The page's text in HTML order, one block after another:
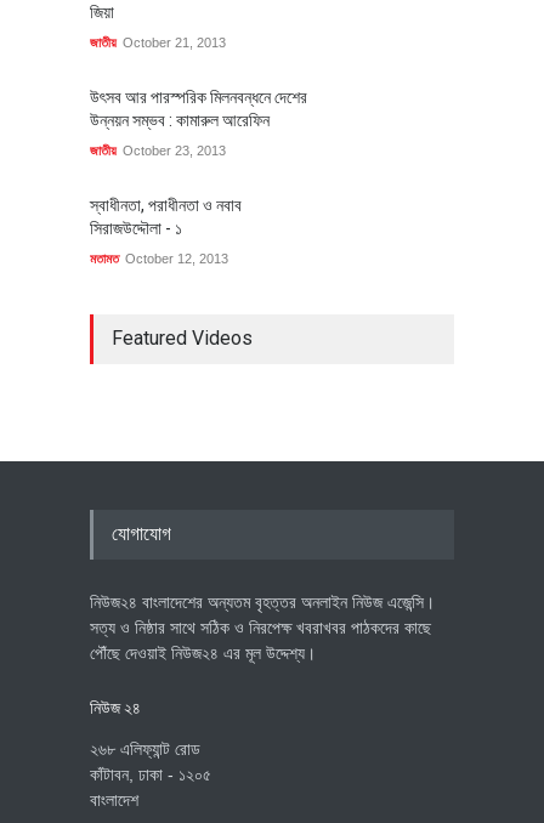
জিয়া
জাতীয় October 21, 2013
উৎসব আর পারস্পরিক মিলনবন্ধনে দেশের
উন্নয়ন সম্ভব : কামারুল আরেফিন
জাতীয় October 23, 2013
স্বাধীনতা, পরাধীনতা ও নবাব
সিরাজউদ্দৌলা - ১
মতামত October 12, 2013
Featured Videos
যোগাযোগ
নিউজ২৪ বাংলাদেশের অন্যতম বৃহত্তর অনলাইন নিউজ এজেন্সি।
সত্য ও নিষ্ঠার সাথে সঠিক ও নিরপেক্ষ খবরাখবর পাঠকদের কাছে
পৌঁছে দেওয়াই নিউজ২৪ এর মূল উদ্দেশ্য।
নিউজ ২৪
২৬৮ এলিফ্যান্ট রোড
কাঁটাবন, ঢাকা - ১২০৫
বাংলাদেশ